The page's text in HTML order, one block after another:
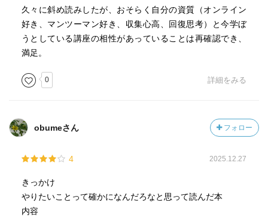
久々に斜め読みしたが、おそらく自分の資質（オンライン
好き、マンツーマン好き、収集心高、回復思考）と今学ぼ
うとしている講座の相性があっていることは再確認でき、
満足。
0 詳細をみる
obumeさん フォロー
4 2025.12.27
きっかけ
やりたいことって確かになんだろなと思って読んだ本
内容